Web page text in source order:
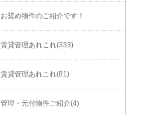
お奨め物件のご紹介です！
賃貸管理あれこれ(333)
賃貸管理あれこれ(81)
管理・元付物件ご紹介(4)